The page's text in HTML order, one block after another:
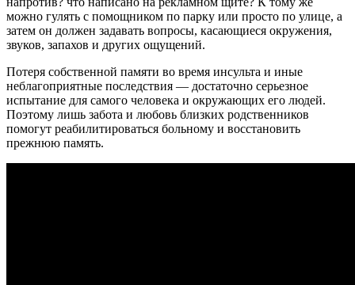
можно гулять с помощником по парку или просто по улице, а
затем он должен задавать вопросы, касающиеся окружения,
звуков, запахов и других ощущений.
Потеря собственной памяти во время инсульта и иные
неблагоприятные последствия — достаточно серьезное
испытание для самого человека и окружающих его людей.
Поэтому лишь забота и любовь близких родственников
помогут реабилитироваться больному и восстановить
прежнюю память.